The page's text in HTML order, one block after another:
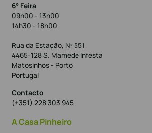
6° Feira
09h00 - 13h00
14h30 - 18h00
Rua da Estação, Nº 551
4465-128 S. Mamede Infesta
Matosinhos - Porto
Portugal
Contacto
(+351) 228 303 945
A Casa Pinheiro